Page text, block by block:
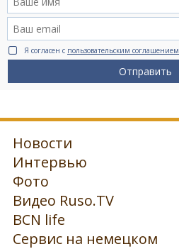
Я согласен с пользовательским соглашением
Отправить
Новости
Интервью
Фото
Видео Ruso.TV
BCN life
Сервис на немецком